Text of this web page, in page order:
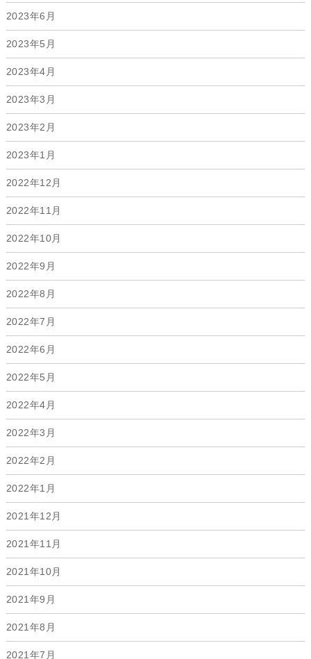
2023年6月
2023年5月
2023年4月
2023年3月
2023年2月
2023年1月
2022年12月
2022年11月
2022年10月
2022年9月
2022年8月
2022年7月
2022年6月
2022年5月
2022年4月
2022年3月
2022年2月
2022年1月
2021年12月
2021年11月
2021年10月
2021年9月
2021年8月
2021年7月